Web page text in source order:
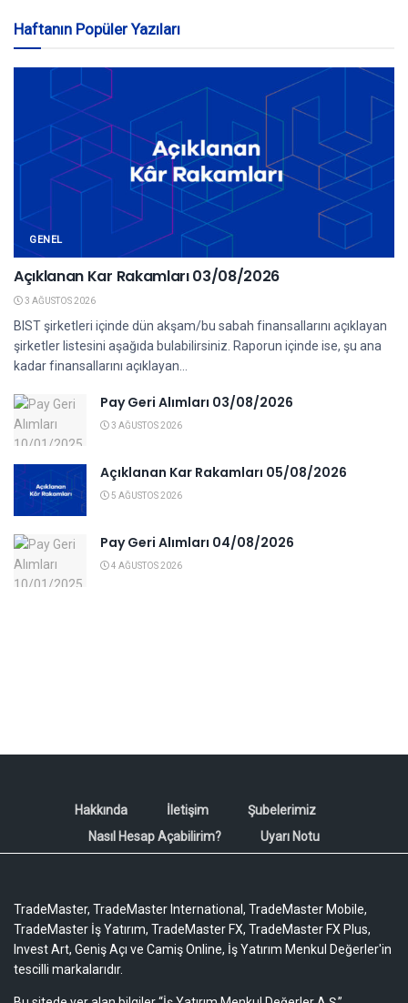
Haftanın Popüler Yazıları
GENEL
Açıklanan Kar Rakamları 03/08/2026
3 AĞUSTOS 2026
BIST şirketleri içinde dün akşam/bu sabah finansallarını açıklayan
şirketler listesini aşağıda bulabilirsiniz. Raporun içinde ise, şu ana
kadar finansallarını açıklayan...
Pay Geri Alımları 03/08/2026
3 AĞUSTOS 2026
Açıklanan Kar Rakamları 05/08/2026
5 AĞUSTOS 2026
Pay Geri Alımları 04/08/2026
4 AĞUSTOS 2026
Hakkında İletişim
Şubelerimiz
Nasıl Hesap Açabilirim?
Uyarı Notu
TradeMaster, TradeMaster International, TradeMaster Mobile,
TradeMaster İş Yatırım, TradeMaster FX, TradeMaster FX Plus,
Invest Art, Geniş Açı ve Camiş Online, İş Yatırım Menkul Değerler'in
tescilli markalarıdır.